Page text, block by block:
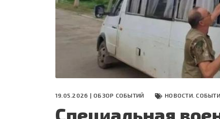
СЕГОДНЯ
ПОЛЯ БИТВЫ 2024
19.05.2026 | ОБЗОР СОБЫТИЙ НОВОСТИ.